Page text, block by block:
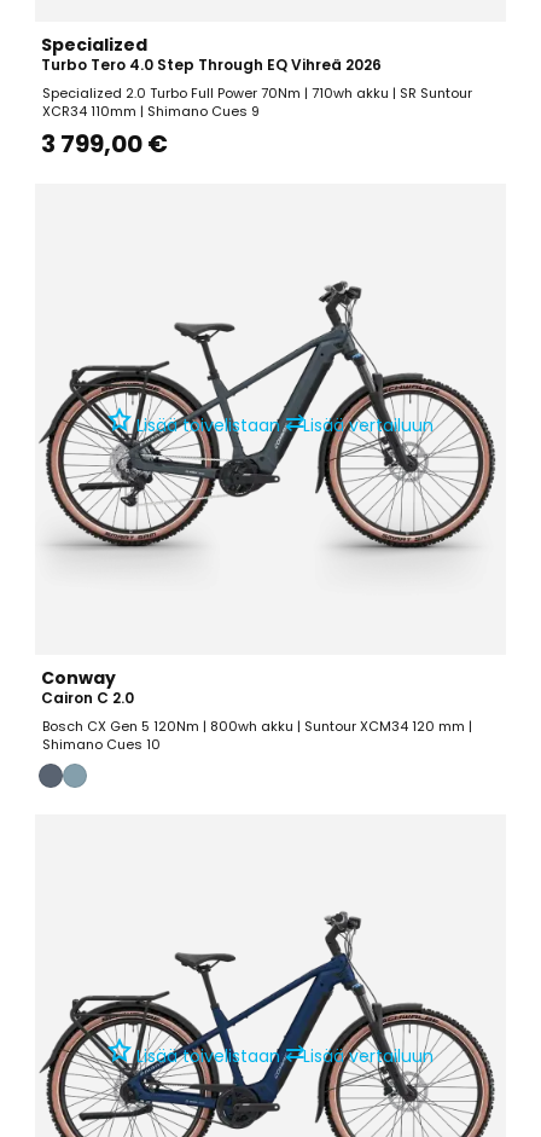
Specialized
Turbo Tero 4.0 Step Through EQ Vihreä 2026
Specialized 2.0 Turbo Full Power 70Nm | 710wh akku | SR Suntour
XCR34 110mm | Shimano Cues 9
3 799,00 €
Lisää toivelistaan⇄Lisää vertailuun
Conway
Cairon C 2.0
Bosch CX Gen 5 120Nm | 800wh akku | Suntour XCM34 120 mm |
Shimano Cues 10
Lisää toivelistaan⇄Lisää vertailuun